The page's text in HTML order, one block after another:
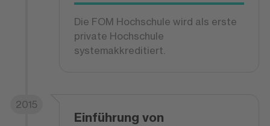
Die FOM Hochschule wird als erste
private Hochschule
systemakkreditiert.
2015
Einführung von